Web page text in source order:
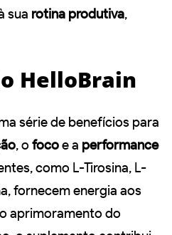
sua rotina produtiva,
HelloBrain
série de benefícios para
, o focoe a performance
como L-Tirosina, L-
fornecem energia aos
aprimoramento do